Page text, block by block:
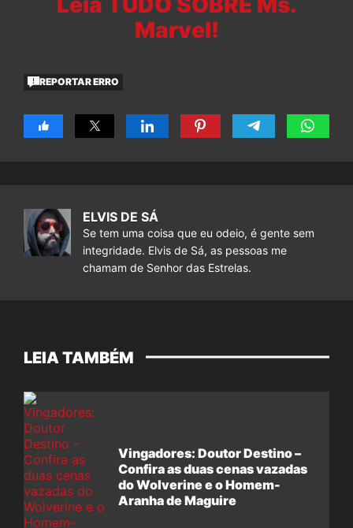
Marvel!
REPORTAR ERRO
ELVIS DE SÁ
Se tem uma coisa que eu odeio, é gente sem
integridade. Elvis de Sá, as pessoas me
chamam de Senhor das Estrelas.
LEIA TAMBÉM
Vingadores: Doutor Destino –
Confira as duas cenas vazadas
do Wolverine e o Homem-
Aranha de Maguire